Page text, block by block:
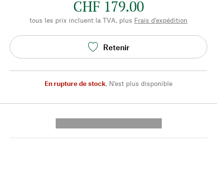
CHF 179.00
tous les prix incluent la TVA, plus Frais d'expédition
Retenir
En rupture de stock, N'est plus disponible